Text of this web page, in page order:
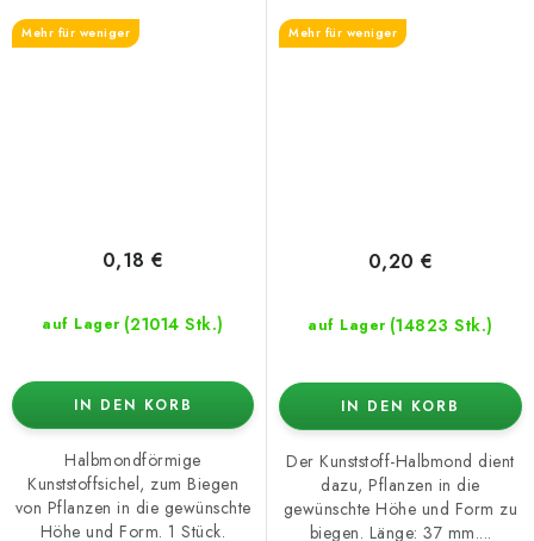
Mehr für weniger
auf Lager (21014 Stk.)
0,18 €
IN DEN KORB
Halbmondförmige
Kunststoffsichel, zum Biegen
von Pflanzen in die gewünschte
Höhe und Form. 1 Stück.
Mehr für weniger
auf Lager (14823 Stk.)
0,20 €
IN DEN KORB
Der Kunststoff-Halbmond dient
dazu, Pflanzen in die
gewünschte Höhe und Form zu
biegen. Länge: 37 mm....